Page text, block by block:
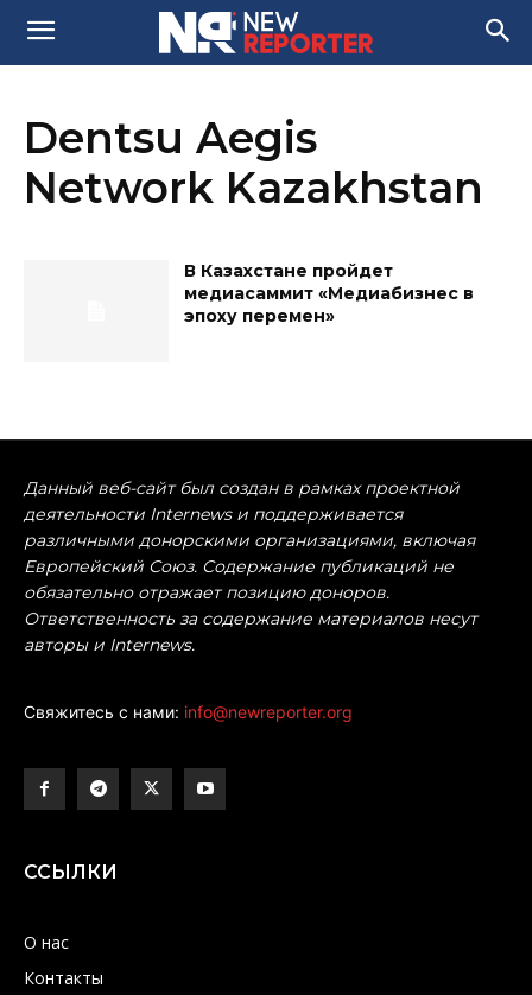
Dentsu Aegis
Network Kazakhstan
В Казахстане пройдет
медиасаммит «Медиабизнес в
эпоху перемен»
Данный веб-сайт был создан в рамках проектной
деятельности Internews и поддерживается
различными донорскими организациями, включая
Европейский Союз. Содержание публикаций не
обязательно отражает позицию доноров.
Ответственность за содержание материалов несут
авторы и Internews.
Свяжитесь с нами: info@newreporter.org
ССЫЛКИ
О нас
Контакты